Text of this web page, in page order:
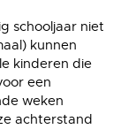
schooljaar niet
kunnen
kinderen die
een
weken
achterstand